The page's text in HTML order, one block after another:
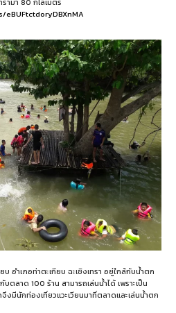
อำเภอท่าตะเกียบ ฉะเชิงเทรา อยู่ใกล้กับน้ำตก
ตลาด 100 ร้าน สามารถเล่นน้ำได้ เพราะเป็น
งมีนักท่องเที่ยวแวะเวียนมาที่ตลาดและเล่นน้ำตก